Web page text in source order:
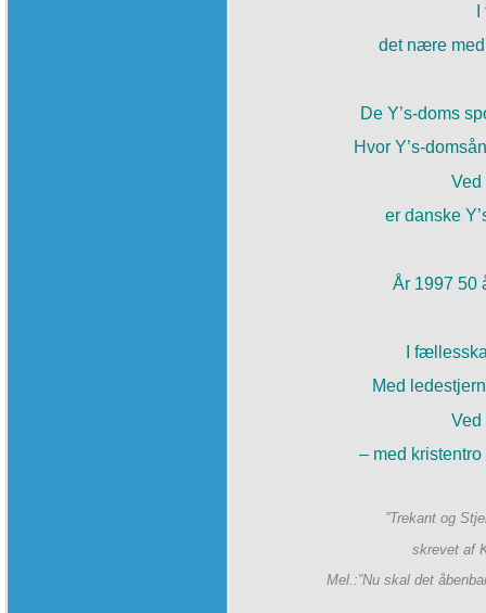
det nære
De Y’s-doms
Hvor Y’s-
Ved
er danske
År 1997 50
I
Med
Ved
– med kristentro
”Trekant og
skrevet af
Mel.:”Nu skal det